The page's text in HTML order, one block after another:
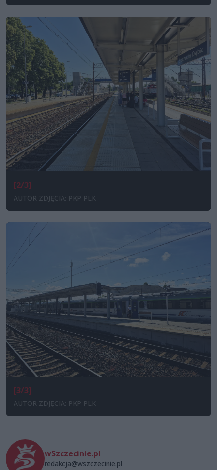
[2/3]
AUTOR ZDJĘCIA: PKP PLK
[3/3]
AUTOR ZDJĘCIA: PKP PLK
wSzczecinie.pl
redakcja@wszczecinie.pl